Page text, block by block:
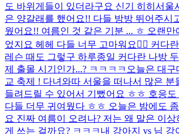
도 바위게들이 있더라구요 신기 히히 서울
은 양갈래를 했어요!! 다들 방방 뛰어주시
웠어요!! 여름인 것 같은 기분 ... ㅎ 오랜만
었지요 헤헤 다들 너무 고마워요❤️‍🔥 커다
레슨 때도 그렇구 하루종일 커다란 나방
제 출몰 시기인가...? ㅋㅋㅋㅋ 오늘은 대
교 축제 ! 다녀와따 서울을 떠나서 많은 분
들려드릴 수 있어서 기뻤어요 ㅎㅎ 호응
다들 더무 귀여웠다 ㅎㅎ 오늘은 밤에도
요 진짜 여름이 오려나? 저는 왜 말은 이
게 쓰는 걸까요? ㅋㅋㅋ 내 강아지 vs 님 강